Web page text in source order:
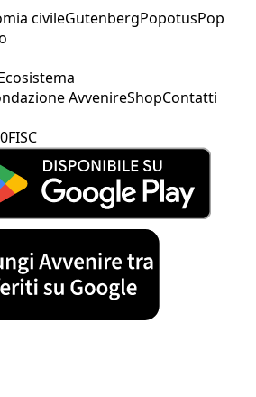
civileGutenbergPopotusPop
AvvenireShopContatti
FISC